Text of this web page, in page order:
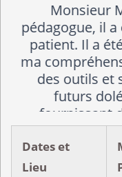
Dates et
Lieu